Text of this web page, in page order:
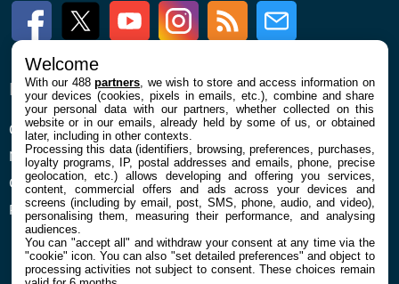
FacebookTwitter Youtube InstagramRSS Newsletter
ENTREPRISE
Qui sommes nous
Mentions légales et CGU
Confidentialité et Cookies
Préférences cookies
À PROPOS
La rédaction
Contact
Welcome
With our 488partners , we wish to store and access information on
your devices (cookies, pixels in emails, etc.), combine and share
your personal data with our partners, whether collected on this
website or in our emails, already held by some of us, or obtained
later, including in other contexts.
Processing this data (identifiers, browsing, preferences, purchases,
loyalty programs, IP, postal addresses and emails, phone, precise
geolocation, etc.) allows developing and offering you services,
content, commercial offers and ads across your devices and
screens (including by email, post, SMS, phone, audio, and video),
personalising them, measuring their performance, and analysing
audiences.
You can "accept all" and withdraw your consent at any time via the
"cookie" icon. You can also "set detailed preferences" and object to
processing activities not subject to consent. These choices remain